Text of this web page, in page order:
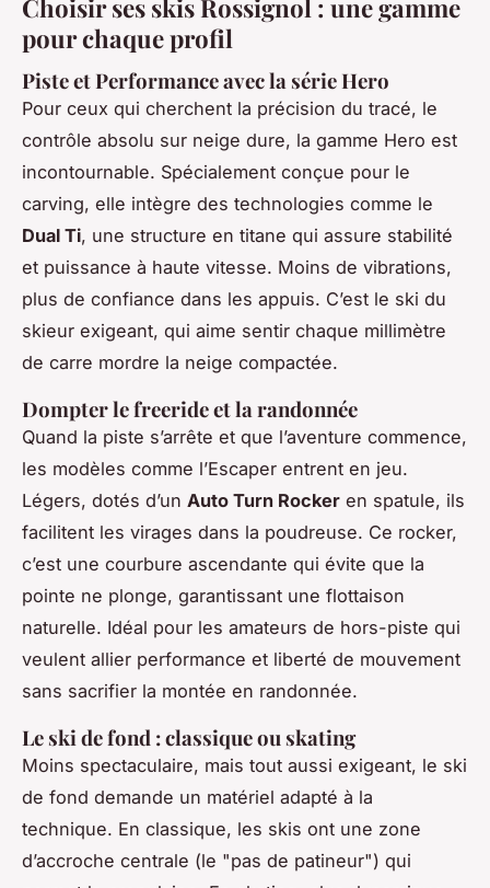
Choisir ses skis Rossignol : une gamme
pour chaque profil
Piste et Performance avec la série Hero
Pour ceux qui cherchent la précision du tracé, le
contrôle absolu sur neige dure, la gamme Hero est
incontournable. Spécialement conçue pour le
carving, elle intègre des technologies comme le
Dual Ti, une structure en titane qui assure stabilité
et puissance à haute vitesse. Moins de vibrations,
plus de confiance dans les appuis. C’est le ski du
skieur exigeant, qui aime sentir chaque millimètre
de carre mordre la neige compactée.
Dompter le freeride et la randonnée
Quand la piste s’arrête et que l’aventure commence,
les modèles comme l’Escaper entrent en jeu.
Légers, dotés d’un Auto Turn Rocker en spatule, ils
facilitent les virages dans la poudreuse. Ce rocker,
c’est une courbure ascendante qui évite que la
pointe ne plonge, garantissant une flottaison
naturelle. Idéal pour les amateurs de hors-piste qui
veulent allier performance et liberté de mouvement
sans sacrifier la montée en randonnée.
Le ski de fond : classique ou skating
Moins spectaculaire, mais tout aussi exigeant, le ski
de fond demande un matériel adapté à la
technique. En classique, les skis ont une zone
d’accroche centrale (le "pas de patineur") qui